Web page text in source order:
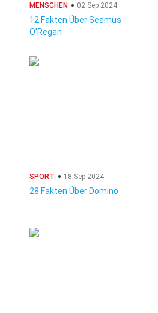
MENSCHEN 02 Sep 2024
12 Fakten Über Seamus
O'Regan
SPORT 18 Sep 2024
28 Fakten Über Domino